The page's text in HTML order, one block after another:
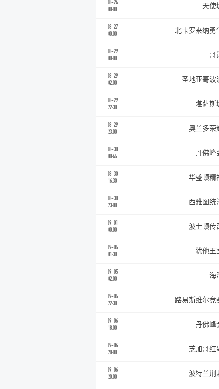
08-24
00:00
天使
08-27
00:00
北卡罗来纳勇
08-29
00:00
哥
08-29
02:00
圣地亚哥波
08-29
22:30
堪萨斯
08-29
23:00
奥兰多荣
08-30
00:45
丹佛峰
08-30
16:30
华盛顿精
08-30
23:00
西雅图统
09-01
00:00
波士顿传
09-05
01:30
犹他王
09-05
02:00
海
09-05
22:30
路易斯维尔竞
09-06
18:00
丹佛峰
09-06
20:00
芝加哥红
09-06
20:00
波特兰荆